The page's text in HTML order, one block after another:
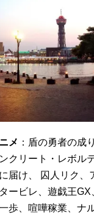
メ ：盾の勇者の成
クリート・レボル
届け、 囚人リク、
ービレ、遊戯王
歩、喧嘩稼業、ナ